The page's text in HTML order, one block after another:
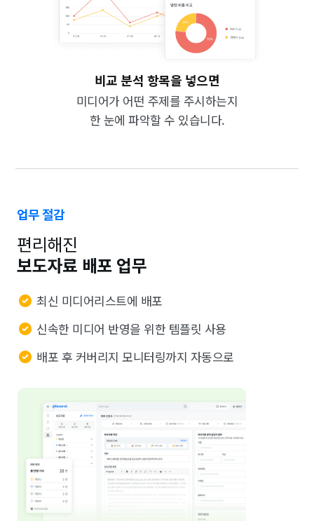
비교 분석 항목을 넣으면
미디어가 어떤 주제를 주시하는지
한 눈에 파악할 수 있습니다.
업무 절감
편리해진
보도자료 배포 업무
최신 미디어리스트에 배포
신속한 미디어 반영을 위한 템플릿 사용
배포 후 커버리지 모니터링까지 자동으로